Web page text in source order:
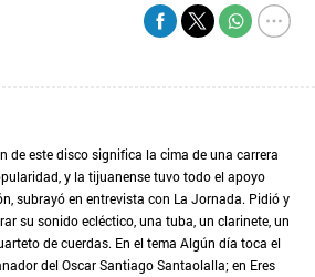
de este disco significa la cima de una carrera
y la tijuanense tuvo todo el apoyo
subrayó en entrevista con La Jornada. Pidió y
su sonido ecléctico, una tuba, un clarinete, un
de cuerdas. En el tema Algún día toca el
del Oscar Santiago Santaolalla; en Eres